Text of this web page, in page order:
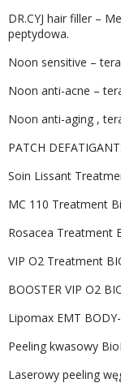
DR.CYJ hair filler –
peptydowa.
Noon sensitive –
Noon anti-acne –
Noon anti-aging ,
PATCH
Soin Lissant
MC 110 Treatment
Rosacea Treatment
VIP O2 Treatment
BOOSTER VIP O2
Lipomax EMT
Peeling kwasowy
Laserowy peeling